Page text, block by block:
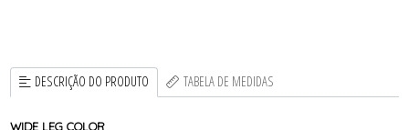
DESCRIÇÃO DO PRODUTO TABELA DE MEDIDAS
WIDE LEG COLOR